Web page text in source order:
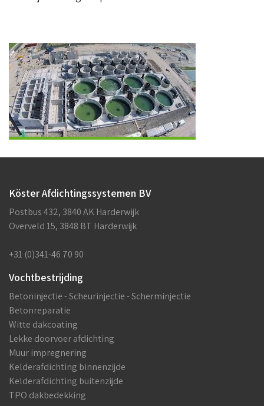
Köster Afdichtingssystemen BV
Postbus 432, 3840 AK Harderwijk
Overveld 15, 3848 BT Harderwijk
+31 (0)341-46 70 90
Vochtbestrijding
Betoninjectie - Scheurinjectie - Scherminjectie
Betonreparatie
Witte dakcoating
Lekke doorvoer afdichting
Muur impregnering
Kelderafdichting binnenzijde
Kelderafdichting buitenzijde
TPO dakbedekking